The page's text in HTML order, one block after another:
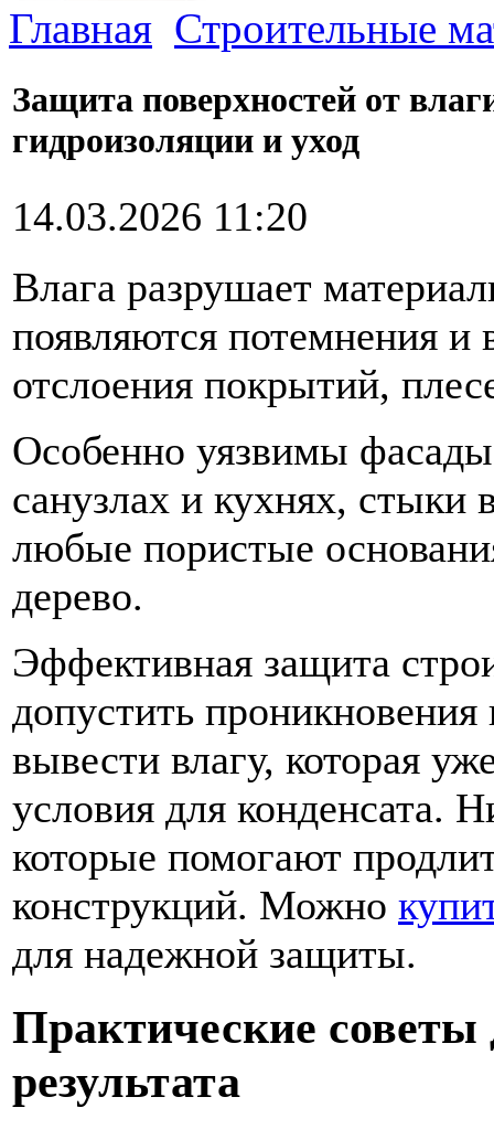
Главная Строительные
Защита поверхностей от
гидроизоляции и уход
14.03.2026 11:20
Влага разрушает
появляются потемнения
отслоения покрытий,
Особенно уязвимы
санузлах и кухнях, стыки
любые пористые
дерево.
Эффективная защита
допустить
вывести влагу, которая
условия для конденсата.
которые помогают
конструкций. Можно
для надежной защиты.
Практические советы
результата